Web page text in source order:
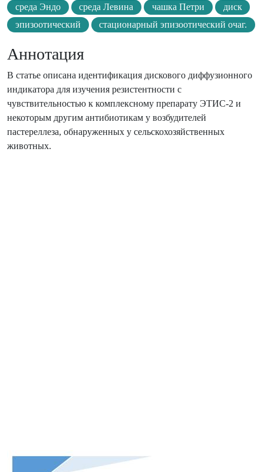
среда Эндо
среда Левина чашка Петри
диск
эпизоотический
стационарный эпизоотический очаг.
Аннотация
В статье описана идентификация дискового диффузионного
индикатора для изучения резистентности с
чувствительностью к комплексному препарату ЭТИС-2 и
некоторым другим антибиотикам у возбудителей
пастереллеза, обнаруженных у сельскохозяйственных
животных.